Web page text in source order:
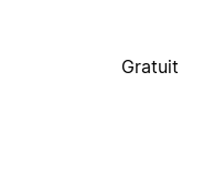
Gratuit